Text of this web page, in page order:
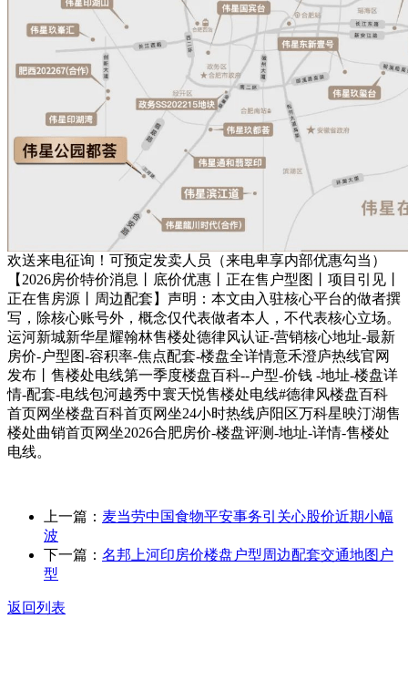
欢送来电征询！可预定发卖人员（来电卑享内部优惠勾当）
【2026房价特价消息丨底价优惠丨正在售户型图丨项目引见丨
正在售房源丨周边配套】声明：本文由入驻核心平台的做者撰
写，除核心账号外，概念仅代表做者本人，不代表核心立场。
运河新城新华星耀翰林售楼处德律风认证-营销核心地址-最新
房价-户型图-容积率-焦点配套-楼盘全详情意禾澄庐热线官网
发布丨售楼处电线第一季度楼盘百科--户型-价钱 -地址-楼盘详
情-配套-电线包河越秀中寰天悦售楼处电线#德律风楼盘百科
首页网坐楼盘百科首页网坐24小时热线庐阳区万科星映汀湖售
楼处曲销首页网坐2026合肥房价-楼盘评测-地址-详情-售楼处
电线。
上一篇： 麦当劳中国食物平安事务引关心股价近期小幅
波
下一篇： 名邦上河印房价楼盘户型周边配套交通地图户
型
返回列表